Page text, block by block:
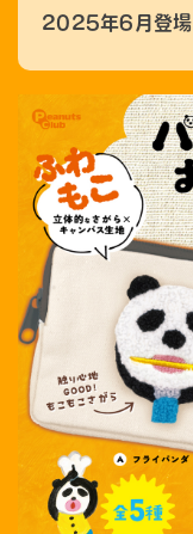
2025年6月登場